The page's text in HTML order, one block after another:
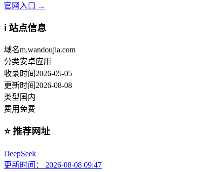
官网入口 →
ℹ️ 站点信息
域名m.wandoujia.com
分类安卓应用
收录时间 2026-05-05
更新时间 2026-08-08
类型 国内
费用 免费
⭐ 推荐网址
DeepSeek
更新时间： 2026-08-08 09:47